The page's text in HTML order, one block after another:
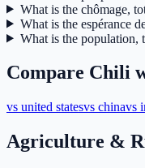
What is the chômage,
What is the espérance
What is the population,
Compare Chili
vs united statesvs chinavs
Agriculture &